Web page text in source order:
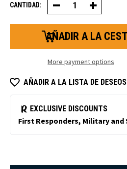
CANTIDAD: Disminuir
la
cantidad
de
chaquetas
para
Aumentar
la
cantidad
chaquetas
para
More payment options
AÑADIR A LA LISTA DE DESEOS